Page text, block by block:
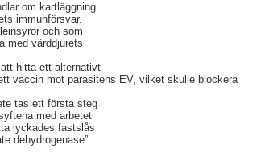
om kartläggning
immunförsvar.
och som
med värddjurets
hitta ett alternativt
vaccin mot parasitens EV, vilket skulle blockera
tas ett första steg
med arbetet
lyckades fastslås
dehydrogenase”